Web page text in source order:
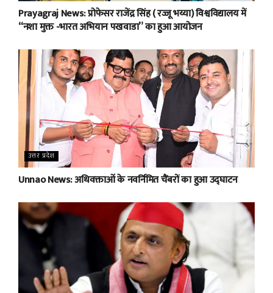
Prayagraj News: प्रोफेसर राजेंद्र सिंह ( रज्जू भय्या) विश्वविद्यालय में
“नशा मुक्त -भारत अभियान पखवाडा” का हुआ आयोजन
उत्तर प्रदेश
Unnao News: अधिवक्ताओं के नवर्निमित चैंबरों का हुआ उद्घाटन